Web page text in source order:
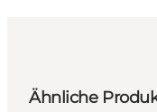
Ähnliche